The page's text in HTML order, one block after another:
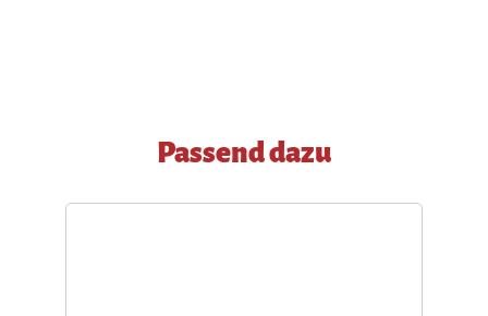
Produktgalerie überspringen
Passend dazu